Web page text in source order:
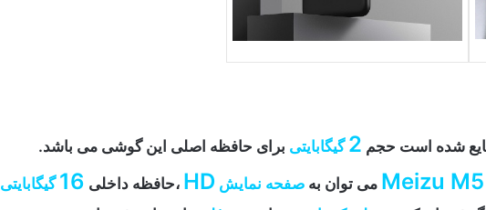
شده است حجم 2 گیگابایتی برای حافظه اصلی این گوشی می باشد.
Meizu M5 می توان به صفحه نمایش HD ،حافظه داخلی 16 گیگابایتی